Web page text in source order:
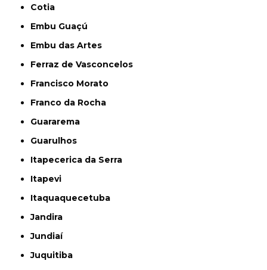
Cotia
Embu Guaçú
Embu das Artes
Ferraz de Vasconcelos
Francisco Morato
Franco da Rocha
Guararema
Guarulhos
Itapecerica da Serra
Itapevi
Itaquaquecetuba
Jandira
Jundiaí
Juquitiba